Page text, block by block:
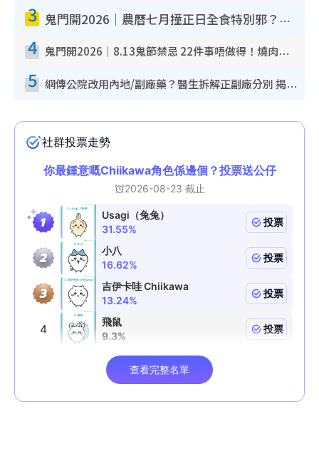
3 鬼門開2026｜農曆七月撞正日全食特別邪？專家警告切忌做一事！揭4大禁忌+2招保平安
4 鬼門開2026｜8.13鬼節禁忌 22件事唔做得！燒肉、刺身要少食？半夜勿吹口哨/打呢個電話
5 網傳公院改用內地/副廠藥？醫生拆解正副廠分別 揭4類人換藥隨時出事